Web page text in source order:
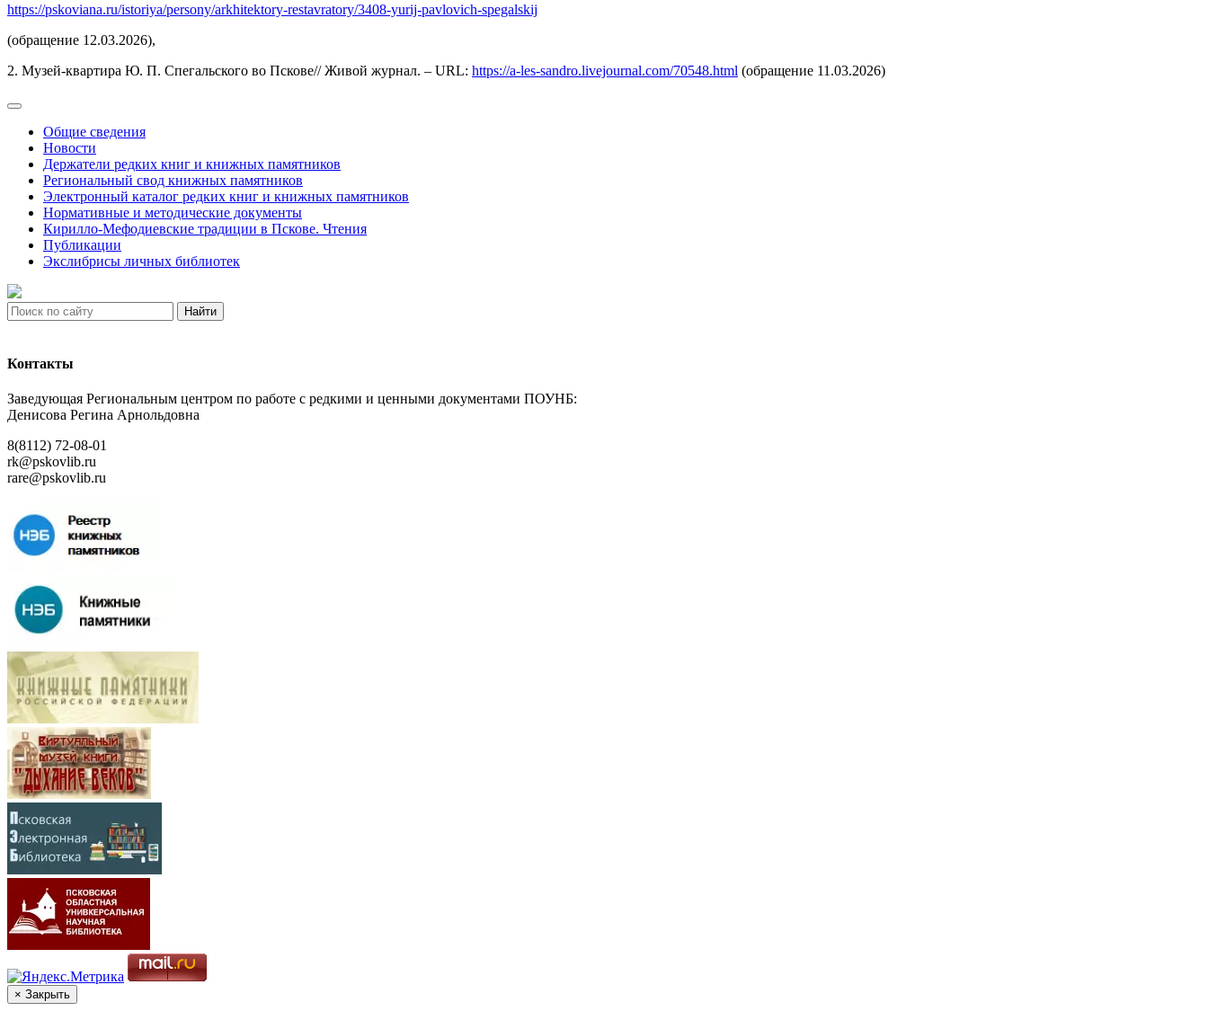
https://pskoviana.ru/istoriya/persony/arkhitektory-restavratory/3408-yurij-pavlovich-spegalskij
(обращение 12.03.2026),
2. Музей-квартира Ю. П. Спегальского во Пскове// Живой журнал. – URL: https://a-les-sandro.livejournal.com/70548.html (обращение 11.03.2026)
Общие сведения
Новости
Держатели редких книг и книжных памятников
Региональный свод книжных памятников
Электронный каталог редких книг и книжных памятников
Нормативные и методические документы
Кирилло-Мефодиевские традиции в Пскове. Чтения
Публикации
Экслибрисы личных библиотек
Найти
Контакты
Заведующая Региональным центром по работе с редкими и ценными документами ПОУНБ:
Денисова Регина Арнольдовна
8(8112) 72-08-01
rk@pskovlib.ru
rare@pskovlib.ru
× Закрыть